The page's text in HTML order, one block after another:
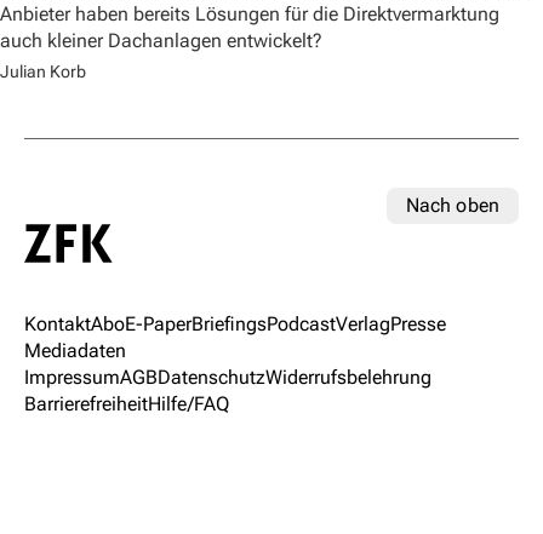
Anbieter haben bereits Lösungen für die Direktvermarktung
auch kleiner Dachanlagen entwickelt?
Julian Korb
Nach oben
KontaktAboE-PaperBriefingsPodcastVerlagPresse
Mediadaten
ImpressumAGBDatenschutzWiderrufsbelehrung
BarrierefreiheitHilfe/FAQ